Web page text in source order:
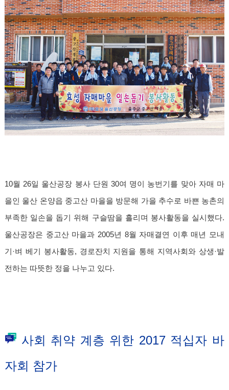
10월 26일 울산공장 봉사 단원 30여 명이 농번기를 맞아 자매 마
을인 울산 온양읍 중고산 마을을 방문해 가을 추수로 바쁜 농촌의
부족한 일손을 돕기 위해 구슬땀을 흘리며 봉사활동을 실시했다.
울산공장은 중고산 마을과 2005년 8월 자매결연 이후 매년 모내
기·벼 베기 봉사활동, 경로잔치 지원을 통해 지역사회와 상생·발
전하는 따뜻한 정을 나누고 있다.
사회 취약 계층 위한 2017 적십자 바
자회 참가